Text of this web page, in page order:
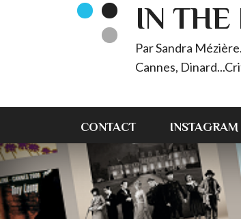
IN
Par Sandra
Cannes,
CONTACT INSTAGRAM